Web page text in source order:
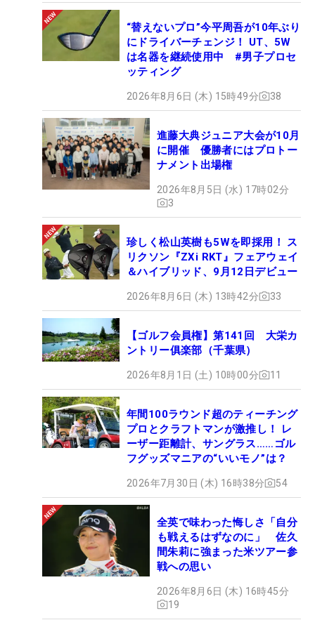
“替えないプロ”今平周吾が10年ぶり
にドライバーチェンジ！ UT、5W
は名器を継続使用中 #男子プロセ
ッティング
2026年8月6日 (木) 15時49分 38
進藤大典ジュニア大会が10月
に開催 優勝者にはプロトー
ナメント出場権
2026年8月5日 (水) 17時02分
3
珍しく松山英樹も5Wを即採用！ ス
リクソン『ZXi RKT』フェアウェイ
＆ハイブリッド、9月12日デビュー
2026年8月6日 (木) 13時42分 33
【ゴルフ会員権】第141回 大栄カ
ントリー俱楽部（千葉県）
2026年8月1日 (土) 10時00分 11
年間100ラウンド超のティーチング
プロとクラフトマンが激推し！ レ
ーザー距離計、サングラス……ゴル
フグッズマニアの“いいモノ”は？
2026年7月30日 (木) 16時38分 54
全英で味わった悔しさ「自分
も戦えるはずなのに」 佐久
間朱莉に強まった米ツアー参
戦への思い
2026年8月6日 (木) 16時45分
19